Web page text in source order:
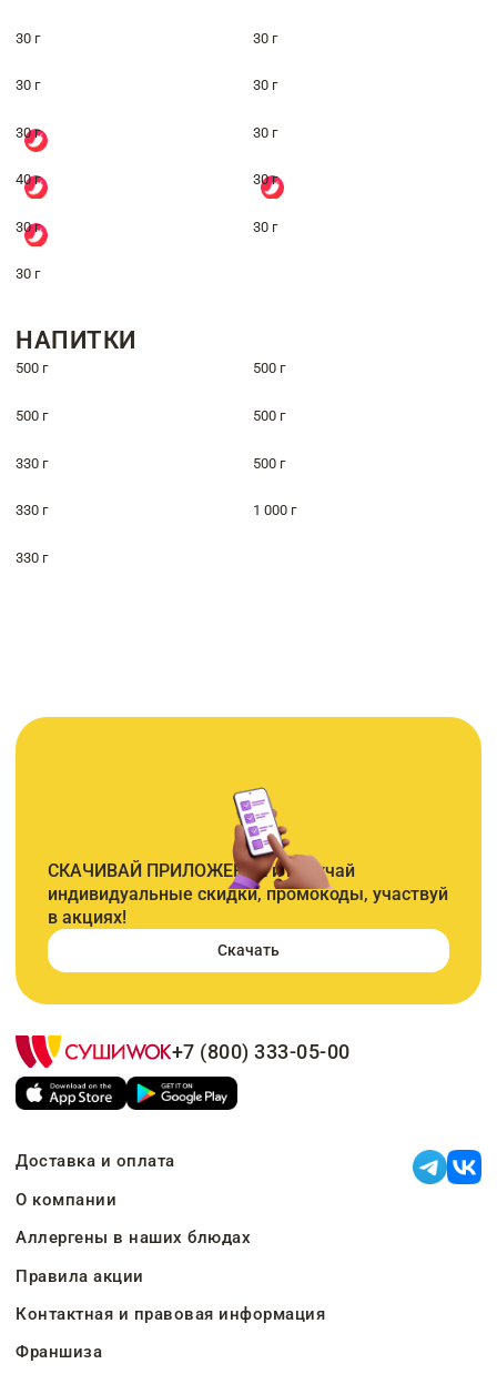
30 г 30 г
30 г 30 г
30 г 30 г
40 г 30 г
30 г 30 г
30 г
НАПИТКИ
500 г 500 г
500 г 500 г
330 г 500 г
330 г 1 000 г
330 г
СКАЧИВАЙ ПРИЛОЖЕНИЕ и получай
индивидуальные скидки, промокоды, участвуй
в акциях!
Скачать
+7 (800) 333-05-00
Доставка и оплата
О компании
Аллергены в наших блюдах
Правила акции
Контактная и правовая информация
Франшиза